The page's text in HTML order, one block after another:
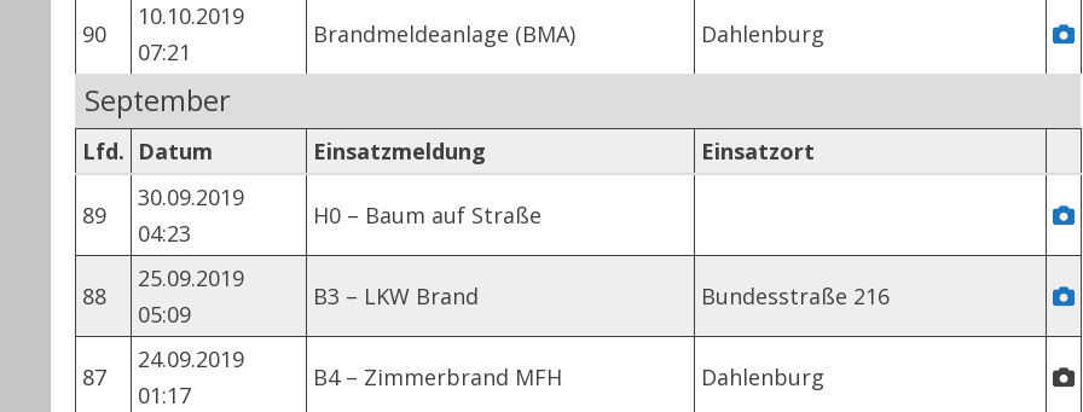
90
10.10.2019
07:21
Brandmeldeanlage (BMA) Dahlenburg
September
Lfd. Datum Einsatzmeldung Einsatzort
89
30.09.2019
04:23
H0 – Baum auf Straße
88
25.09.2019
05:09
B3 – LKW Brand Bundesstraße 216
87
24.09.2019
01:17
B4 – Zimmerbrand MFH Dahlenburg